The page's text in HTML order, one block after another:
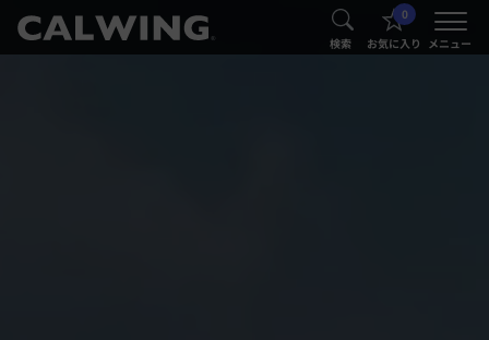
® 検索
0
お気に入り メニュー
®